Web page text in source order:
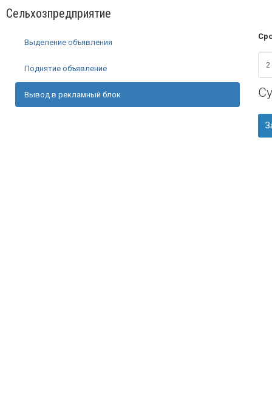
Сельхозпредприятие
Выделение объявления
Поднятие объявление
Вывод в рекламный блок